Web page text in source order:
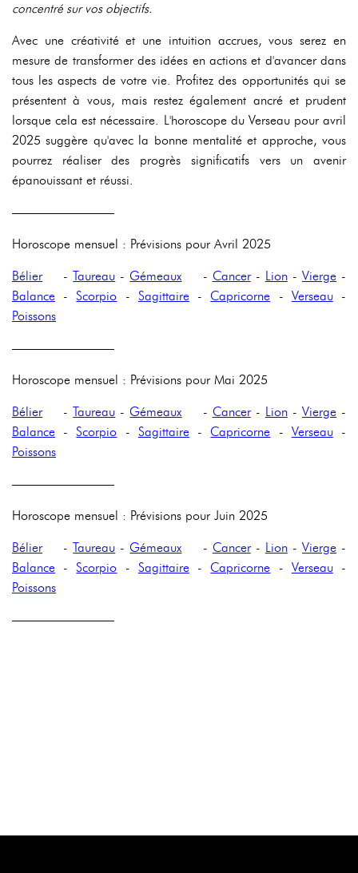
concentré sur vos objectifs.
Avec une créativité et une intuition accrues, vous serez en
mesure de transformer des idées en actions et d'avancer dans
tous les aspects de votre vie. Profitez des opportunités qui se
présentent à vous, mais restez également ancré et prudent
lorsque cela est nécessaire. L'horoscope du Verseau pour avril
2025 suggère qu'avec la bonne mentalité et approche, vous
pourrez réaliser des progrès significatifs vers un avenir
épanouissant et réussi.
————————
Horoscope mensuel : Prévisions pour Avril 2025
Bélier-Taureau - Gémeaux - Cancer- Lion- Vierge-
Balance -Scorpio - Sagittaire- Capricorne - Verseau-
Poissons
————————
Horoscope mensuel : Prévisions pour Mai 2025
Bélier-Taureau - Gémeaux - Cancer- Lion- Vierge-
Balance -Scorpio - Sagittaire- Capricorne - Verseau-
Poissons
————————
Horoscope mensuel : Prévisions pour Juin 2025
Bélier-Taureau - Gémeaux - Cancer- Lion- Vierge-
Balance -Scorpio - Sagittaire- Capricorne - Verseau-
Poissons
————————